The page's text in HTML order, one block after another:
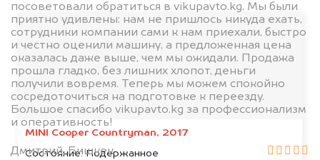
MINI Cooper Countryman, 2017
Состояние:Подержанное
посоветовали обратиться в vikupavto.kg. Мы были
приятно удивлены: нам не пришлось никуда ехать,
сотрудники компании сами к нам приехали, быстро
и честно оценили машину, а предложенная цена
оказалась даже выше, чем мы ожидали. Продажа
прошла гладко, без лишних хлопот, деньги
получили вовремя. Теперь мы можем спокойно
сосредоточиться на подготовке к переезду.
Большое спасибо vikupavto.kg за профессионализм
и оперативность!
Дмитрий, Бишкек